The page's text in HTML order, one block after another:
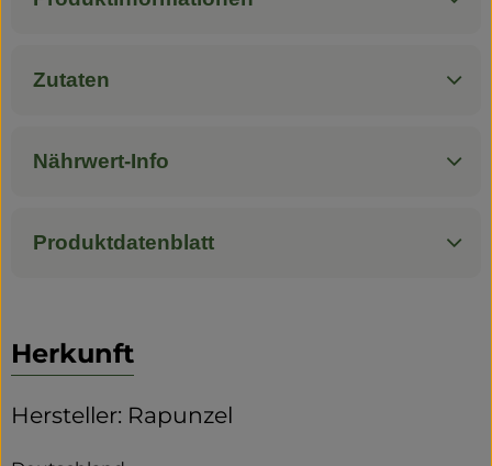
Zutaten
Nährwert-Info
Produktdatenblatt
Herkunft
Hersteller: Rapunzel